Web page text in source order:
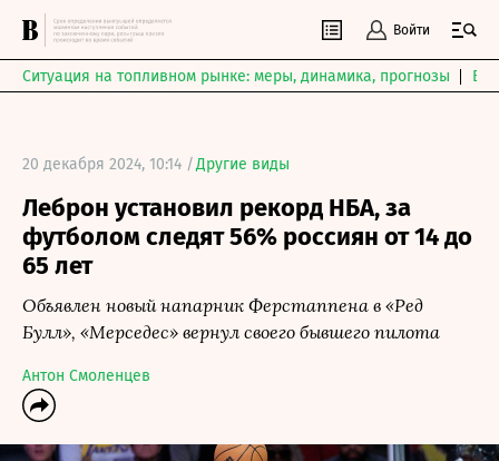
Войти
Ситуация на топливном рынке: меры, динамика, прогнозы
20 декабря 2024, 10:14 /Другие виды
Леброн установил рекорд НБА, за
футболом следят 56% россиян от 14 до
65 лет
Объявлен новый напарник Ферстаппена в «Ред
Булл», «Мерседес» вернул своего бывшего пилота
Антон Смоленцев